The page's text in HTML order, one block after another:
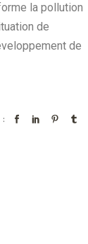
la pollution
de
de